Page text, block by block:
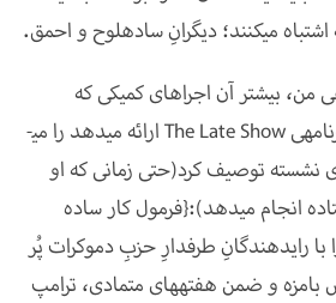
می­کنند؛ دیگرانِ ساده­لوح و احمق.
من، بیش­تر آن اجراهای کمیکی که
The Late Showارائه می­دهد را می­
نشسته توصیف کرد(حتی زمانی که او
انجام می­دهد):{فرمول کار ساده
با رای­دهندگانِ طرف­دارِ حزبِ دموکرات پُر
بامزه و ضمن­ هفته­های متمادی، ترامپ